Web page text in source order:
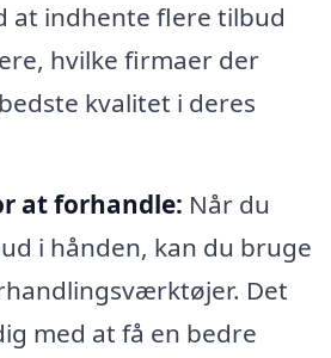
at indhente flere tilbud
hvilke firmaer der
kvalitet i deres
at forhandle: Når du
i hånden, kan du bruge
Det
med at få en bedre